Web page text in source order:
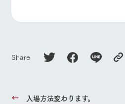
Share
入場方法変わります。